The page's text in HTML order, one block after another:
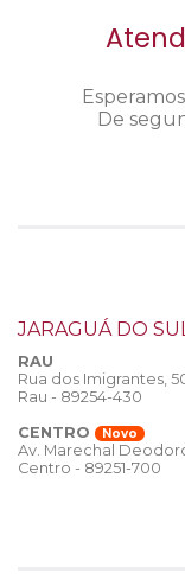
De
JARAGUÁ DO SUL
RAU
Rua dos Imigrantes,
Rau - 89254-430
CENTRO
Novo
Av. Marechal
Centro - 89251-700